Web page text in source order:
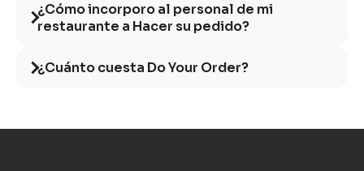
¿Cómo incorporo al personal de mi
restaurante a Hacer su pedido?
¿Cuánto cuesta Do Your Order?